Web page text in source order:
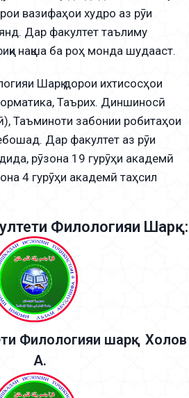
вазифаҳои худро аз рӯи
Дар факултет таълиму
нақша ба роҳ монда шудааст.
Шарқ дорои ихтисосҳои
Таърих. Диншиносӣ
Таъминоти забонии робитаҳои
Дар факултет аз рӯи
рӯзона 19 гурӯҳи академӣ
4 гурӯҳи академӣ таҳсил
Филологияи Шарқ:
Филологияи шарқ: Холов
А.